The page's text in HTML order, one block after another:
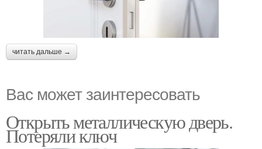
читать дальше →
Вас может заинтересовать
Открыть металлическую дверь.
Потеряли ключ